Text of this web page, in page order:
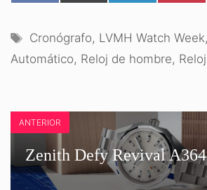
Etiquetas
Cronógrafo, LVMH Watch Week,
Automático, Reloj de hombre,
ANTERIOR
Zenith Defy Revival